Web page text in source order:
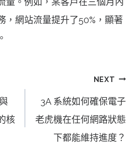
，網站流量提升了50%，顯著
核
NEXT
3A 系統如何確保電子
老虎機在任何網路狀態
下都能維持進度？